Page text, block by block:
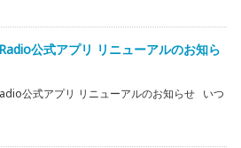
公式アプリ リニューアルのお知ら
公式アプリ リニューアルのお知らせ いつ